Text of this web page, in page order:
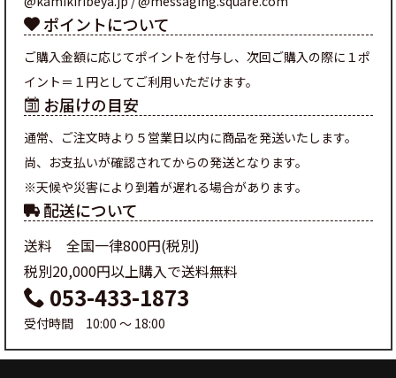
ポイントについて
ご購入金額に応じてポイントを付与し、次回ご購入の際に１ポ
イント＝１円としてご利用いただけます。
お届けの目安
通常、ご注文時より５営業日以内に商品を発送いたします。
尚、お支払いが確認されてからの発送となります。
※天候や災害により到着が遅れる場合があります。
配送について
送料 全国一律800円(税別)
税別20,000円以上購入で送料無料
053-433-1873
受付時間 10:00 ～ 18:00